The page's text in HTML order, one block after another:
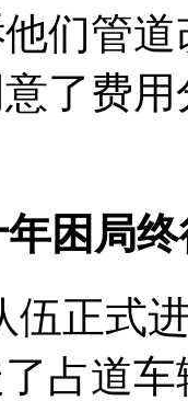
们管
了费
困局
伍正式
占道